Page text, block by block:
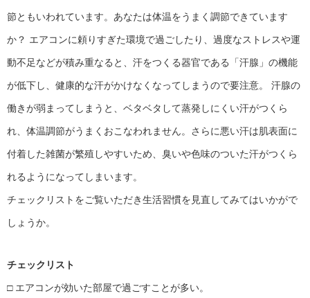
節ともいわれています。あなたは体温をうまく調節できています
か？ エアコンに頼りすぎた環境で過ごしたり、過度なストレスや運
動不足などが積み重なると、汗をつくる器官である「汗腺」の機能
が低下し、健康的な汗がかけなくなってしまうので要注意。 汗腺の
働きが弱まってしまうと、ベタベタして蒸発しにくい汗がつくら
れ、体温調節がうまくおこなわれません。さらに悪い汗は肌表面に
付着した雑菌が繁殖しやすいため、臭いや色味のついた汗がつくら
れるようになってしまいます。
チェックリストをご覧いただき生活習慣を見直してみてはいかがで
しょうか。
チェックリスト
□ エアコンが効いた部屋で過ごすことが多い。